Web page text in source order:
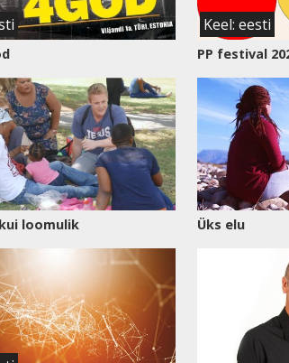
Keel: eesti
PP festival
loomulik Üks elu